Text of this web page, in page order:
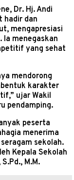
Dr. Hj. Andi
hadir dan
mengapresiasi
menegaskan
yang sehat
mendorong
karakter
ujar Wakil
pendamping.
peserta
menerima
sekolah.
Kepala Sekolah
M.M.